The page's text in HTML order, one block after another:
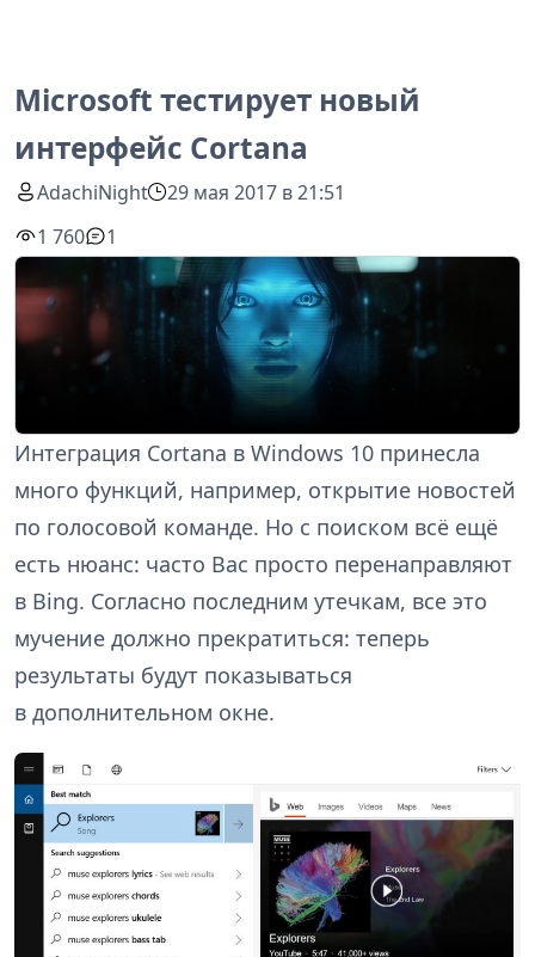
Microsoft тестирует новый
интерфейс Cortana
AdachiNight
29 мая 2017 в 21:51
1 760
1
Интеграция Cortana в Windows 10 принесла
много функций, например, открытие новостей
по голосовой команде. Но с поиском всё ещё
есть нюанс: часто Вас просто перенаправляют
в Bing. Согласно последним утечкам, все это
мучение должно прекратиться: теперь
результаты будут показываться
в дополнительном окне.